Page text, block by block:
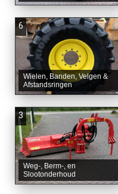
6
Wielen, Banden, Velgen &
Afstandsringen
3
Weg-, Berm-, en
Slootonderhoud